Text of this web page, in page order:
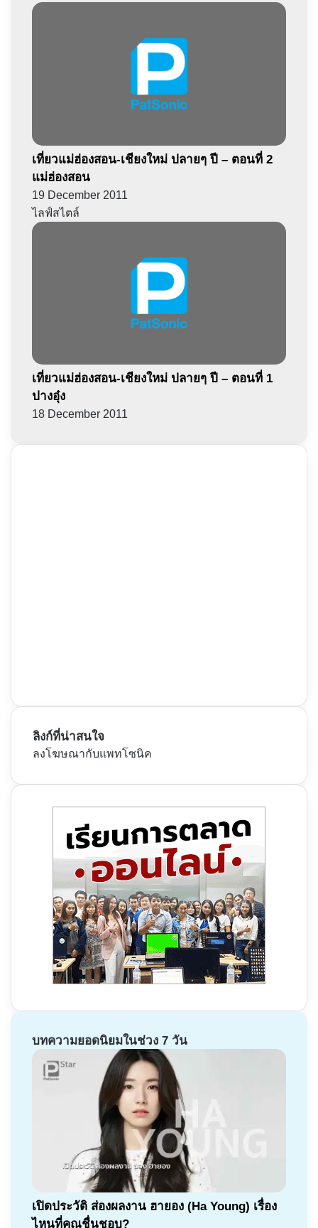
เที่ยวแม่ฮ่องสอน-เชียงใหม่ ปลายๆ ปี – ตอนที่ 2
แม่ฮ่องสอน
19 December 2011
ไลฟ์สไตล์
เที่ยวแม่ฮ่องสอน-เชียงใหม่ ปลายๆ ปี – ตอนที่ 1
ปางอุ๋ง
18 December 2011
ลิงก์ที่น่าสนใจ
ลงโฆษณากับแพทโซนิค
บทความยอดนิยมในช่วง 7 วัน
เปิดประวัติ ส่องผลงาน ฮายอง (Ha Young) เรื่อง
ไหนที่คุณชื่นชอบ?